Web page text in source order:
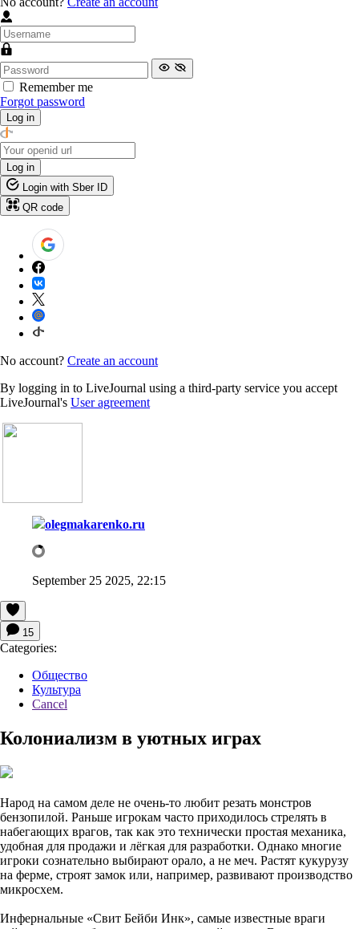
Remember me
Forgot password
Log in
Log in
Login with Sber ID
QR code
No account? Create an account
By logging in to LiveJournal using a third-party service you accept
LiveJournal's User agreement
olegmakarenko.ru
September 25 2025, 22:15
15
Categories:
Общество
Культура
Cancel
Колониализм в уютных играх
Народ на самом деле не очень-то любит резать монстров
бензопилой. Раньше игрокам часто приходилось стрелять в
набегающих врагов, так как это технически простая механика,
удобная для продажи и лёгкая для разработки. Однако многие
игроки сознательно выбирают орало, а не меч. Растят кукурузу
на ферме, строят замок или, например, развивают производство
микросхем.
Инфернальные «Свит Бейби Инк», самые известные враги